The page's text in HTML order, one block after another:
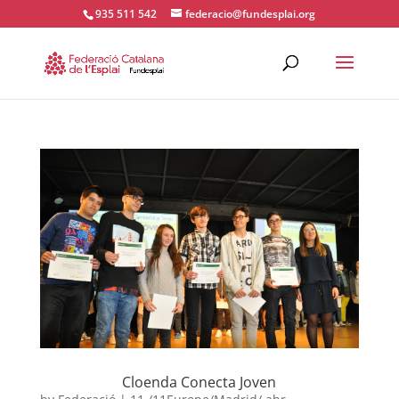
935 511 542 federacio@fundesplai.org
Cloenda Conecta Joven
ACTIVITATS D'ESTIU
MÓN ESCOLAR
ALBERG CENTRE ESPLAI
FORMACIÓ